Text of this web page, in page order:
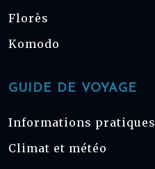
Florès
Komodo
GUIDE DE VOYAGE
Informations pratiques
Climat et météo